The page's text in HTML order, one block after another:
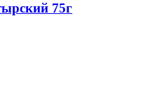
75г